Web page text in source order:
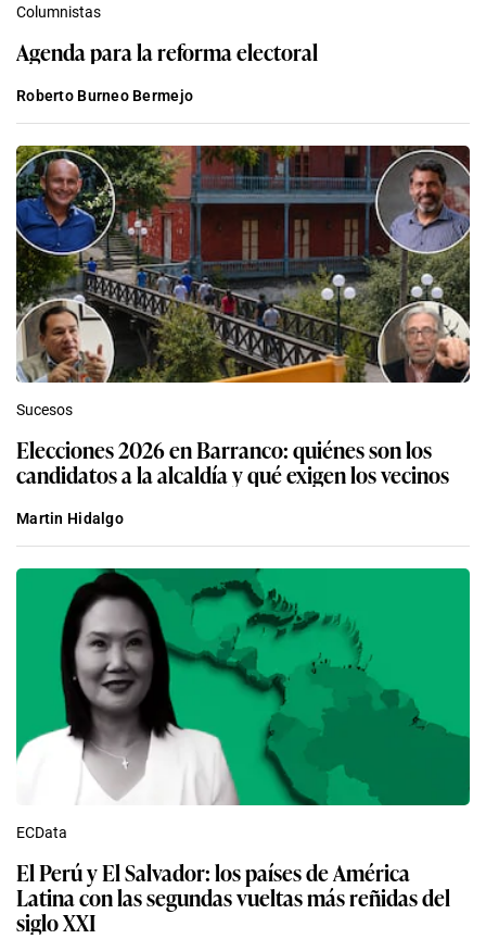
Columnistas
Agenda para la reforma electoral
Roberto Burneo Bermejo
Sucesos
Elecciones 2026 en Barranco: quiénes son los
candidatos a la alcaldía y qué exigen los vecinos
Martin Hidalgo
ECData
El Perú y El Salvador: los países de América
Latina con las segundas vueltas más reñidas del
siglo XXI